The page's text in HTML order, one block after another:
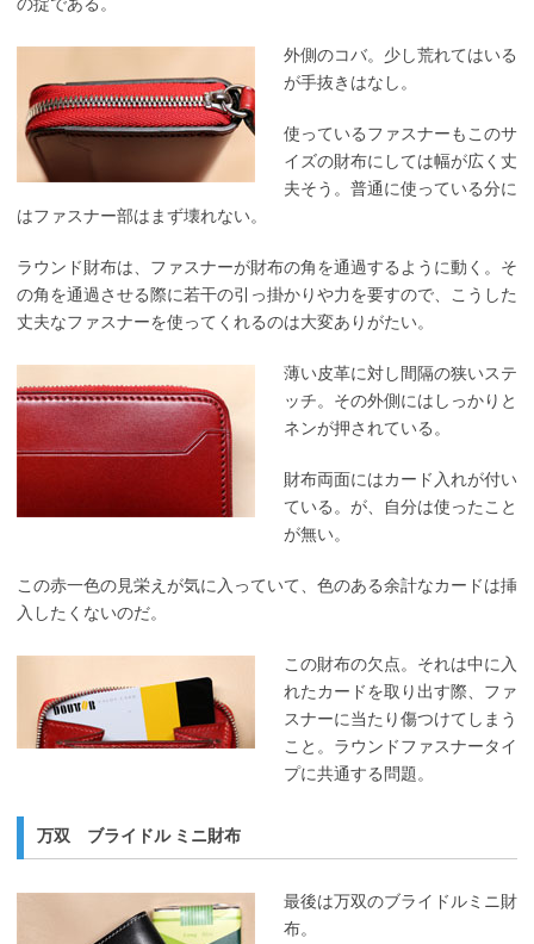
外側のコバ。少し荒れてはいる
が手抜きはなし。
使っているファスナーもこのサ
イズの財布にしては幅が広く丈
夫そう。普通に使っている分に
はファスナー部はまず壊れない。
ラウンド財布は、ファスナーが財布の角を通過するように動く。そ
の角を通過させる際に若干の引っ掛かりや力を要すので、こうした
丈夫なファスナーを使ってくれるのは大変ありがたい。
薄い皮革に対し間隔の狭いステ
ッチ。その外側にはしっかりと
ネンが押されている。
財布両面にはカード入れが付い
ている。が、自分は使ったこと
が無い。
この赤一色の見栄えが気に入っていて、色のある余計なカードは挿
入したくないのだ。
この財布の欠点。それは中に入
れたカードを取り出す際、ファ
スナーに当たり傷つけてしまう
こと。ラウンドファスナータイ
プに共通する問題。
万双 ブライドル ミニ財布
最後は万双のブライドルミニ財
布。